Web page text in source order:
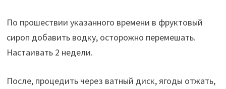
По прошествии указанного времени в фруктовый
сироп добавить водку, осторожно перемешать.
Настаивать 2 недели.
После, процедить через ватный диск, ягоды отжать,